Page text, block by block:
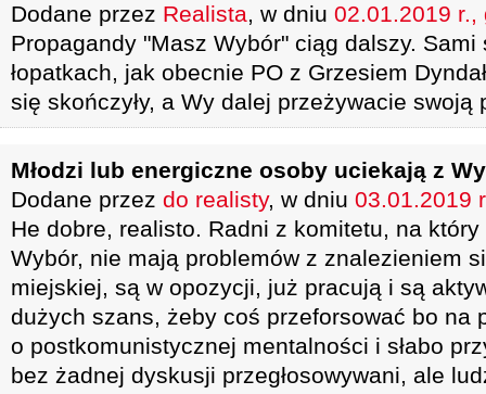
Dodane przez Realista, w dniu 02.01.2019 r.,
Propagandy "Masz Wybór" ciąg dalszy.
łopatkach, jak obecnie PO z Grzesiem
się skończyły, a Wy dalej przeżywacie swoją
Młodzi lub energiczne osoby uciekają z
Dodane przez do realisty, w dniu 03.01.2019
He dobre, realisto. Radni z komitetu, na który
Wybór, nie mają problemów z znalezieniem
miejskiej, są w opozycji, już pracują i są
dużych szans, żeby coś przeforsować bo na
o postkomunistycznej mentalności i słabo
bez żadnej dyskusji przegłosowywani, ale